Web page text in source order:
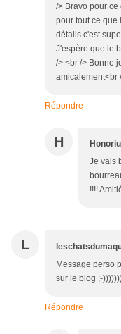
/> Bravo pour
pour tout ce que
détails c'est
J'espère que le
/> <br /> Bonne
amicalement<br
Répondre
H
Je vais
!!!!
L
Message perso
sur le blog ;-
Répondre